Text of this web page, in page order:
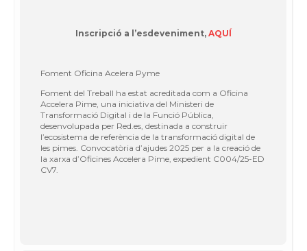
Inscripció a l’esdeveniment, AQUÍ
Foment Oficina Acelera Pyme
Foment del Treball ha estat acreditada com a Oficina
Accelera Pime, una iniciativa del Ministeri de
Transformació Digital i de la Funció Pública,
desenvolupada per Red.es, destinada a construir
l’ecosistema de referència de la transformació digital de
les pimes. Convocatòria d’ajudes 2025 per a la creació de
la xarxa d’Oficines Accelera Pime, expedient C004/25-ED
CV7.